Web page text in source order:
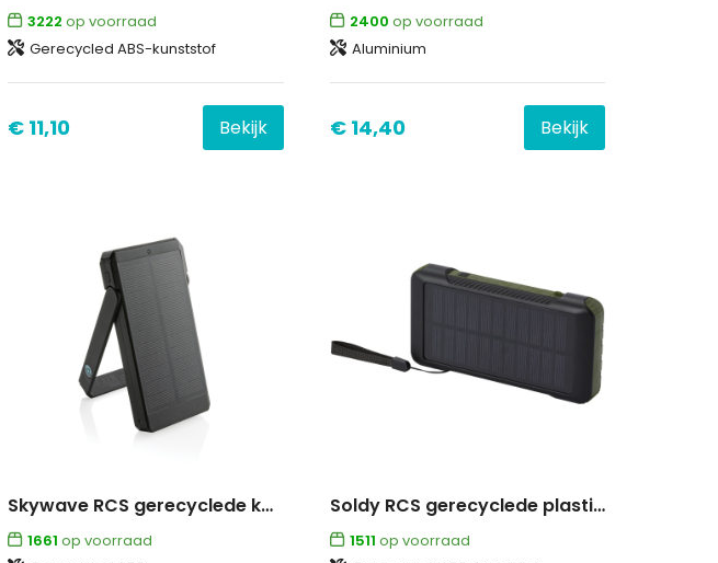
3222 op voorraad
Gerecycled ABS-kunststof
€ 11,10 Bekijk
2400 op voorraad
Aluminium
€ 14,40 Bekijk
Skywave RCS gerecyclede kunststof zonne-powerbank 10000 mAh
1661 op voorraad
Soldy RCS gerecyclede plastic powerbank van 10.000 mAh met zonnedynamo
1511 op voorraad